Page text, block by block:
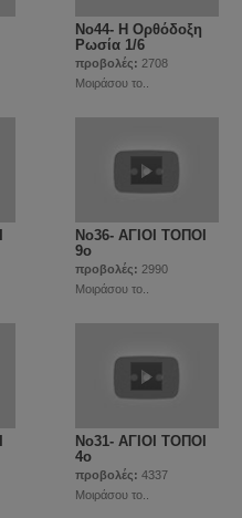
Νο44- Η Ορθόδοξη
Ρωσία 1/6
προβολές: 2708
Μοιράσου το..
Νο36- ΑΓΙΟΙ ΤΟΠΟΙ
9ο
προβολές: 2990
Μοιράσου το..
Νο31- ΑΓΙΟΙ ΤΟΠΟΙ
4ο
προβολές: 4337
Μοιράσου το..